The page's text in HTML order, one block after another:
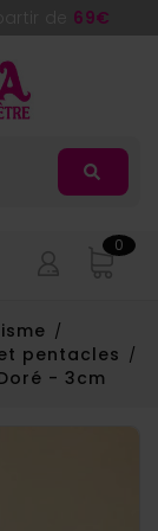
69€
0
pentacles
- 3cm